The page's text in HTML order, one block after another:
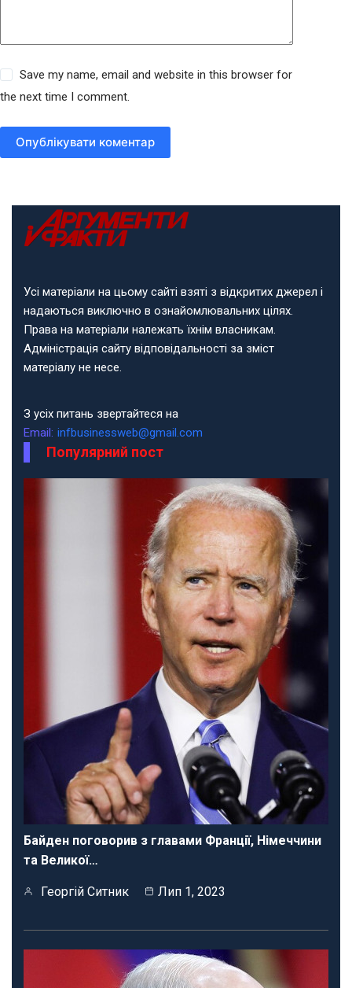
Save my name, email and website in this browser for
the next time I comment.
Опублікувати коментар
Усі матеріали на цьому сайті взяті з відкритих джерел і
надаються виключно в ознайомлювальних цілях.
Права на матеріали належать їхнім власникам.
Адміністрація сайту відповідальності за зміст
матеріалу не несе.
З усіх питань звертайтеся на
Email: infbusinessweb@gmail.com
Популярний пост
Байден поговорив з главами Франції, Німеччини
та Великої…
Георгій Ситник Лип 1, 2023